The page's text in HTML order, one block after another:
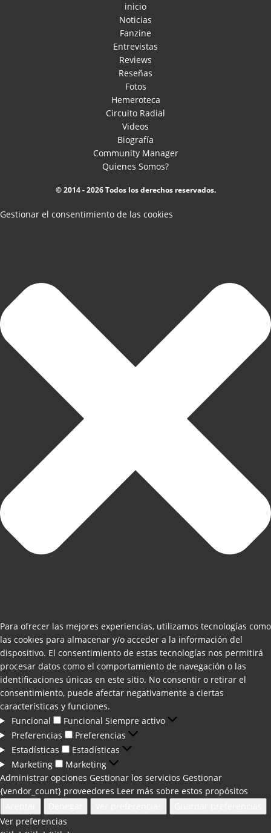
inicio
Noticias
Fanzine
Entrevistas
Reviews
Reseñas
Fotos
Hemeroteca
Circuito Radial
Videos
Biografía
Community Manager
Quienes Somos?
© 2014 - 2026 Todos los derechos reservados.
Gestionar el consentimiento de las cookies
Para ofrecer las mejores experiencias, utilizamos tecnologías como
las cookies para almacenar y/o acceder a la información del
dispositivo. El consentimiento de estas tecnologías nos permitirá
procesar datos como el comportamiento de navegación o las
identificaciones únicas en este sitio. No consentir o retirar el
consentimiento, puede afectar negativamente a ciertas
características y funciones.
Funcional
Funcional Siempre activo
Preferencias
Preferencias
Estadísticas
Estadísticas
Marketing
Marketing
Administrar opciones Gestionar los servicios Gestionar
{vendor_count} proveedores Leer más sobre estos propósitos
Ver preferencias